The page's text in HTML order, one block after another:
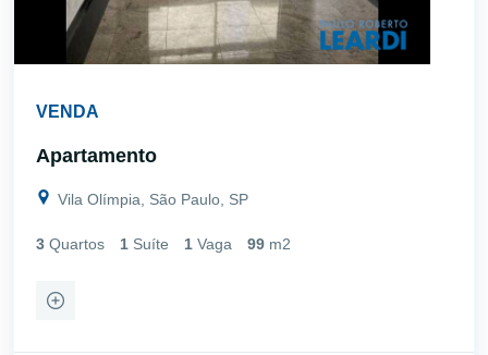
VENDA
Apartamento
Vila Olímpia, São Paulo, SP
3 Quartos 1 Suíte 1 Vaga 99 m2